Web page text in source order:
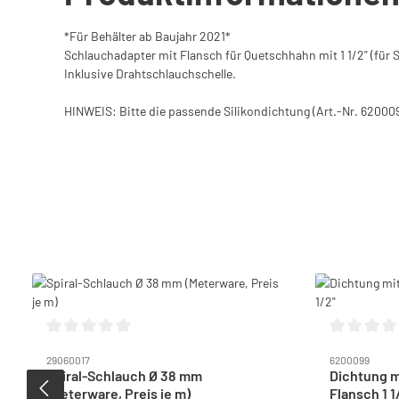
*Für Behälter ab Baujahr 2021*
Schlauchadapter mit Flansch für Quetschhahn mit 1 1/2"
Inklusive Drahtschlauchschelle.
HINWEIS: Bitte die passende Silikondichtung (Art.-Nr.
Produktgalerie überspringen
29060017
Spiral-Schlauch Ø 38 mm
(Meterware, Preis je m)
6200099
Dichtung
Flansch 1